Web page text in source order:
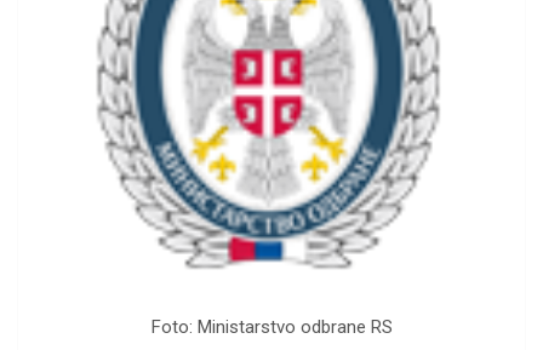
Foto: Ministarstvo odbrane RS